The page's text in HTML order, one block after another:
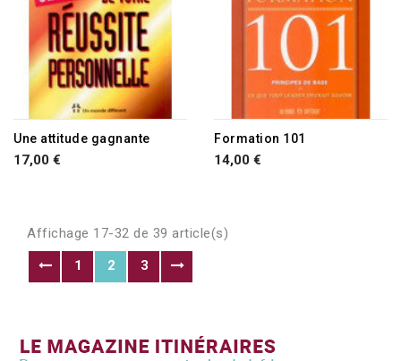
Une attitude gagnante
17,00 €
Formation 101
14,00 €
Affichage 17-32 de 39 article(s)
1
2 3